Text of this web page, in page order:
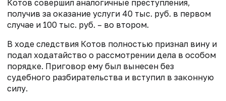
Котов совершил аналогичные преступления,
получив за оказание услуги 40 тыс. руб. в первом
случае и 100 тыс. руб. – во втором.
В ходе следствия Котов полностью признал вину и
подал ходатайство о рассмотрении дела в особом
порядке. Приговор ему был вынесен без
судебного разбирательства и вступил в законную
силу.